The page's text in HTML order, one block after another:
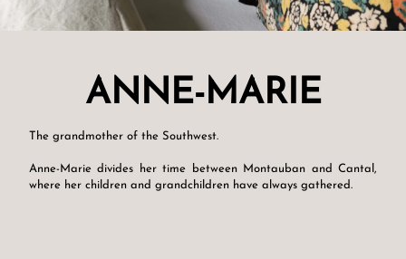
ANNE-MARIE
The grandmother of the Southwest.
Anne-Marie divides her time between Montauban and Cantal,
where her children and grandchildren have always gathered.